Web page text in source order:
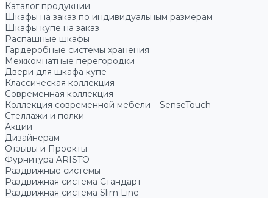
Каталог продукции
Шкафы на заказ по индивидуальным размерам
Шкафы купе на заказ
Распашные шкафы
Гардеробные системы хранения
Межкомнатные перегородки
Двери для шкафа купе
Классическая коллекция
Современная коллекция
Коллекция современной мебели – SenseTouch
Стеллажи и полки
Акции
Дизайнерам
Отзывы и Проекты
Фурнитура ARISTO
Раздвижные системы
Раздвижная система Стандарт
Раздвижная система Slim Line